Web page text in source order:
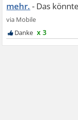
mehr.
x 3